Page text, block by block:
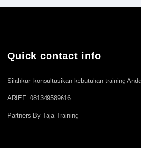
Quick contact info
Silahkan konsultasikan kebutuhan training
ARIEF: 081349589616
Partners By Taja Training